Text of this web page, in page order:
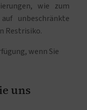
wie zum
unbeschränkte
Restrisiko.
wenn Sie
uns